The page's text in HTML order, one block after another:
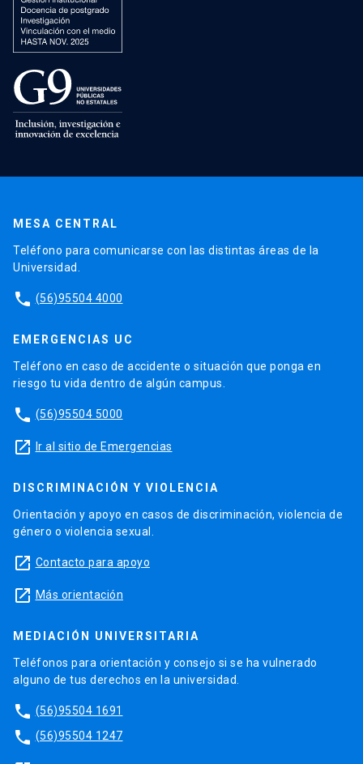
MESA CENTRAL
Teléfono para comunicarse con las distintas áreas de la
Universidad.
phone (56)95504 4000
EMERGENCIAS UC
Teléfono en caso de accidente o situación que ponga en
riesgo tu vida dentro de algún campus.
phone (56)95504 5000
launch Ir al sitio de Emergencias
DISCRIMINACIÓN Y VIOLENCIA
Orientación y apoyo en casos de discriminación, violencia de
género o violencia sexual.
launch Contacto para apoyo
launch Más orientación
MEDIACIÓN UNIVERSITARIA
Teléfonos para orientación y consejo si se ha vulnerado
alguno de tus derechos en la universidad.
phone (56)95504 1691
phone (56)95504 1247